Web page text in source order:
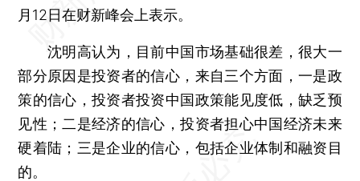
月12日在财新峰会上表示。
沈明高认为，目前中国市场基础很差，很大一
部分原因是投资者的信心，来自三个方面，一是政
策的信心，投资者投资中国政策能见度低，缺乏预
见性；二是经济的信心，投资者担心中国经济未来
硬着陆；三是企业的信心，包括企业体制和融资目
的。